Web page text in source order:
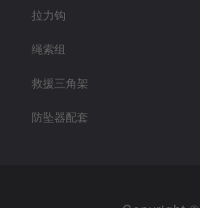
拉力钩
绳索组
救援三角架
防坠器配套